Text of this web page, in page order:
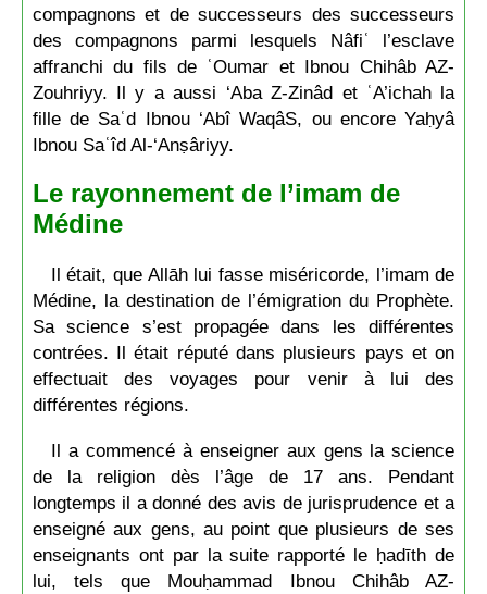
compagnons et de successeurs des successeurs
des compagnons parmi lesquels Nâfiʿ l’esclave
affranchi du fils de ʿOumar et Ibnou Chihâb AZ-
Zouhriyy. Il y a aussi ‘Aba Z-Zinâd et ʿA’ichah la
fille de Saʿd Ibnou ‘Abî WaqâS, ou encore Yaḥyâ
Ibnou Saʿîd Al-‘Anṣâriyy.
Le rayonnement de l’imam de
Médine
Il était, que Allāh lui fasse miséricorde, l’imam de
Médine, la destination de l’émigration du Prophète.
Sa science s’est propagée dans les différentes
contrées. Il était réputé dans plusieurs pays et on
effectuait des voyages pour venir à lui des
différentes régions.
Il a commencé à enseigner aux gens la science
de la religion dès l’âge de 17 ans. Pendant
longtemps il a donné des avis de jurisprudence et a
enseigné aux gens, au point que plusieurs de ses
enseignants ont par la suite rapporté le ḥadīth de
lui, tels que Mouḥammad Ibnou Chihâb AZ-